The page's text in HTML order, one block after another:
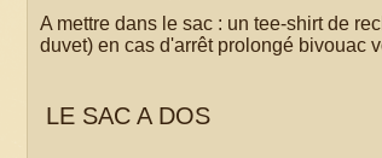
A mettre dans le sac : un tee-shirt de
duvet) en cas d'arrêt prolongé bivouac
LE SAC A DOS